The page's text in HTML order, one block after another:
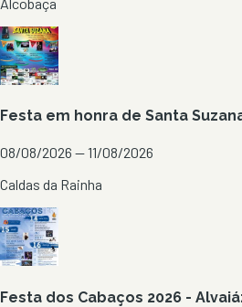
Festa em honra de Santa
08/08/2026 — 11/08/2026
Caldas da Rainha
Festa dos Cabaços 2026 -